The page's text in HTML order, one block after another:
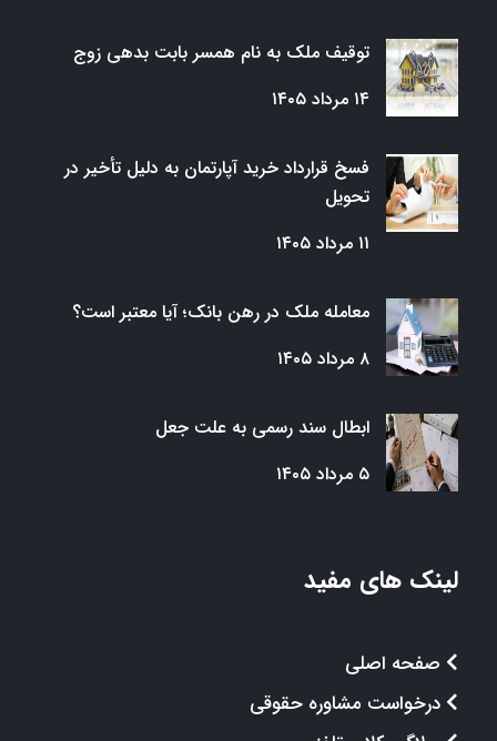
توقیف ملک به نام همسر بابت بدهی زوج
۱۴ مرداد ۱۴۰۵
فسخ قرارداد خرید آپارتمان به دلیل تأخیر در
تحویل
۱۱ مرداد ۱۴۰۵
معامله ملک در رهن بانک؛ آیا معتبر است؟
۸ مرداد ۱۴۰۵
ابطال سند رسمی به علت جعل
۵ مرداد ۱۴۰۵
لینک های مفید
صفحه اصلی
درخواست مشاوره حقوقی